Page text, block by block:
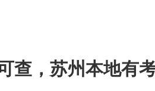
查，苏州本地有